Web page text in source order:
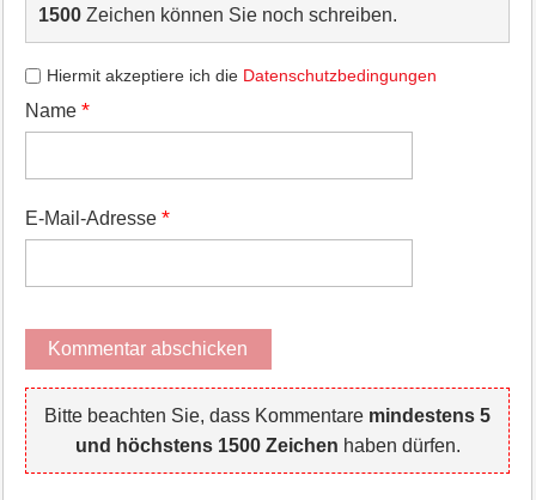
1500Zeichen können Sie noch schreiben.
Hiermit akzeptiere ich die Datenschutzbedingungen
Name *
E-Mail-Adresse *
Bitte beachten Sie, dass Kommentare mindestens 5
und höchstens 1500 Zeichen haben dürfen.